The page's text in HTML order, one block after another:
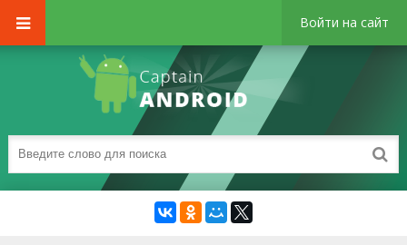
Войти на сайт